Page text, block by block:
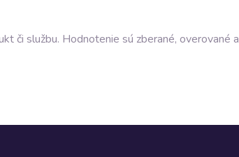
či službu. Hodnotenie sú zberané, overované a